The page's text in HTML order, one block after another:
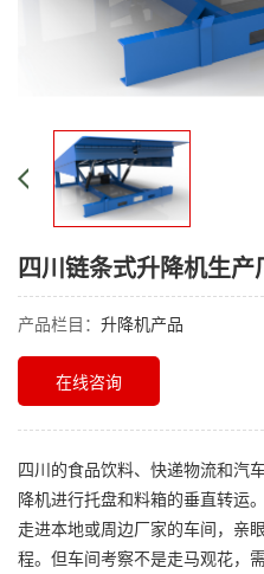
四川链条式升降机生
产品栏目： 升降机产品
在线咨询
四川的食品饮料、快递物流和汽
降机进行托盘和料箱的垂直转运
走进本地或周边厂家的车间，亲
程。但车间考察不是走马观花，